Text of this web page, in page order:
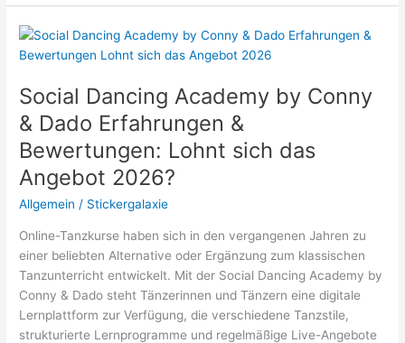
Akademie
Erfahrungen:
das
Angebot
2026?
Social Dancing Academy by Conny
& Dado Erfahrungen &
Bewertungen: Lohnt sich das
Angebot 2026?
Allgemein / Stickergalaxie
Online-Tanzkurse haben sich in den vergangenen Jahren zu
einer beliebten Alternative oder Ergänzung zum klassischen
Tanzunterricht entwickelt. Mit der Social Dancing Academy by
Conny & Dado steht Tänzerinnen und Tänzern eine digitale
Lernplattform zur Verfügung, die verschiedene Tanzstile,
strukturierte Lernprogramme und regelmäßige Live-Angebote